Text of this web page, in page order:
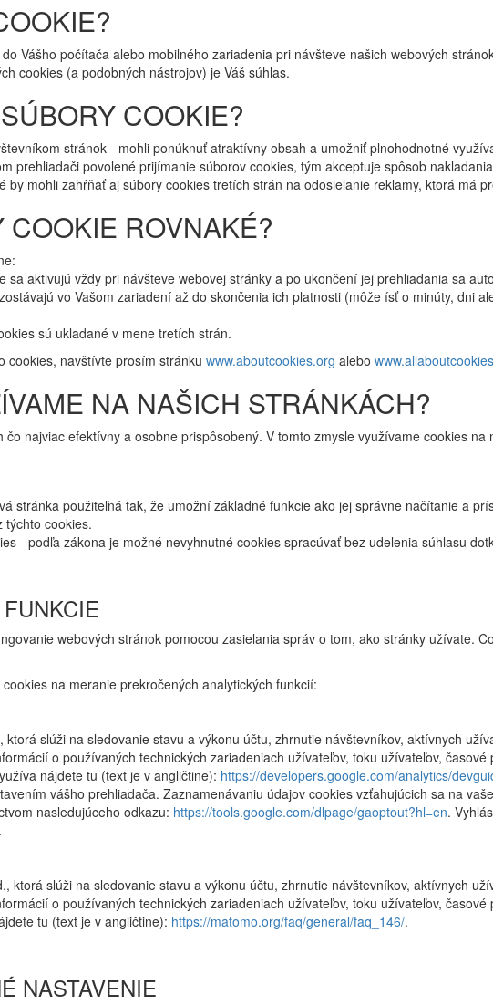
Vášho počítača alebo mobilného zariadenia pri návšteve našich webových
cookies (a podobných nástrojov) je Váš súhlas.
COOKIE?
stránok - mohli ponúknuť atraktívny obsah a umožniť plnohodnotné
prehliadači povolené prijímanie súborov cookies, tým akceptuje spôsob
mohli zahŕňať aj súbory cookies tretích strán na odosielanie reklamy, ktorá má
ROVNAKÉ?
sa aktivujú vždy pri návšteve webovej stránky a po ukončení jej prehliadania sa
vo Vašom zariadení až do skončenia ich platnosti (môže ísť o minúty, dni
sú ukladané v mene tretích strán.
cookies, navštívte prosím stránku www.aboutcookies.org alebo
NA NAŠICH STRÁNKÁCH?
najviac efektívny a osobne prispôsobený. V tomto zmysle využívame cookies na
stránka použiteľná tak, že umožní základné funkcie ako jej správne načítanie a
týchto cookies.
- podľa zákona je možné nevyhnutné cookies spracúvať bez udelenia súhlasu
webových stránok pomocou zasielania správ o tom, ako stránky užívate.
na meranie prekročených analytických funkcií:
slúži na sledovanie stavu a výkonu účtu, zhrnutie návštevníkov, aktívnych
o používaných technických zariadeniach užívateľov, toku užívateľov,
nájdete tu (text je v angličtine): https://developers.google.com/analytics/
vášho prehliadača. Zaznamenávaniu údajov cookies vzťahujúcich sa na
nasledujúceho odkazu: https://tools.google.com/dlpage/gaoptout?hl=en.
.
ktorá slúži na sledovanie stavu a výkonu účtu, zhrnutie návštevníkov, aktívnych
o používaných technických zariadeniach užívateľov, toku užívateľov,
tu (text je v angličtine): https://matomo.org/faq/general/faq_146/.
NASTAVENIE